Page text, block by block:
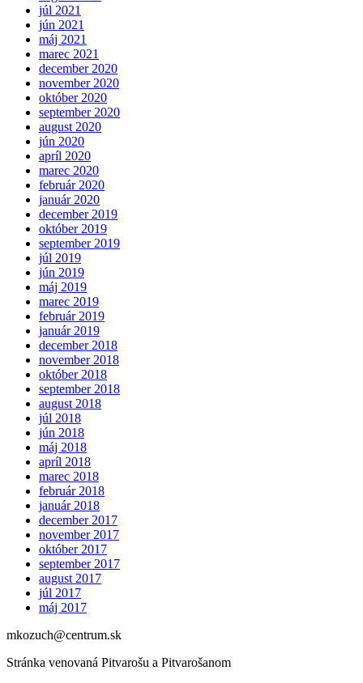
júl 2021
jún 2021
máj 2021
marec 2021
december 2020
november 2020
október 2020
september 2020
august 2020
jún 2020
apríl 2020
marec 2020
február 2020
január 2020
december 2019
október 2019
september 2019
júl 2019
jún 2019
máj 2019
marec 2019
február 2019
január 2019
december 2018
november 2018
október 2018
september 2018
august 2018
júl 2018
jún 2018
máj 2018
apríl 2018
marec 2018
február 2018
január 2018
december 2017
november 2017
október 2017
september 2017
august 2017
júl 2017
máj 2017
mkozuch@centrum.sk
Stránka venovaná Pitvarošu a Pitvarošanom